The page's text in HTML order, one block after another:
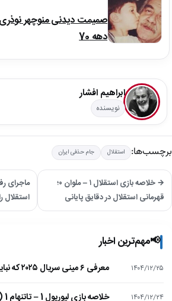
صمیمت دیدنی منوچهر
دهه 70
ابراهیم افشار
نویسنده
برچسب‌ها: استقلال جام حذفی ایران
→ خلاصه بازی استقلال ۱ – ملوان ۰؛
قهرمانی استقلال در دقایق پایانی
ماجرای
استقلال
📢مهم‌ترین اخبار
۱۴۰۴/۱۲/۲۵ معرفی ۶ مینی سریال ۲۰۲۵ که نباید از دست بدهید!
۱۴۰۴/۱۲/۲۴ خلاصه بازی لیورپول 1 – تاتنهام 1 (لیگ برتر انگلیس)